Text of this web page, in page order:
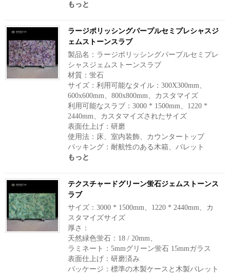
もっと
ラージポリッシングパープルセミプレシャスジ
ェムストーンスラブ
製品名：ラージポリッシングパープルセミプレ
シャスジェムストーンスラブ
材質：蛍石
サイズ：利用可能なタイル：300X300mm、
600x600mm、800x800mm、カスタマイズ
利用可能なスラブ：3000 * 1500mm、1220 *
2440mm、カスタマイズされたサイズ
表面仕上げ：研磨
使用法：床、室内装飾、カウンタートップ
パッキング：耐航性のある木箱、パレット
もっと
テクスチャードグリーン蛍石ジェムストーンス
ラブ
サイズ：3000 * 1500mm、1220 * 2440mm、カ
スタマイズサイズ
厚さ：
天然緑色蛍石：18 / 20mm、
ラミネート：5mmグリーン蛍石 15mmガラス
表面仕上げ：研磨済み
パッケージ：標準の木製ケースと木製パレット